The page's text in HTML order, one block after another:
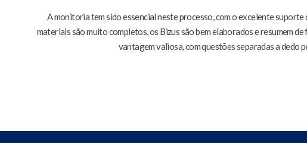
A monitoria tem sido essencial neste processo, com o excelente
materiais são muito completos, os Bizus são bem elaborados e resumem
vantagem valiosa, com questões separadas a